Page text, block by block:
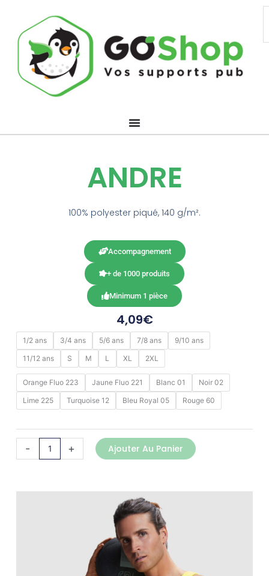
contenu
ANDRE
100% polyester piqué, 140 g/m².
Accompagnement
+ de 1000 produits
Minimum 1 pièce
4,09€
1/2 ans 3/4 ans 5/6 ans 7/8 ans
9/10 ans
11/12 ans
S M L XL 2XL
Orange Fluo 223 Jaune Fluo 221 Blanc 01
Noir 02
Lime 225
Turquoise 12 Bleu Royal 05 Rouge 60
-
quantité
de
ANDRE
+ Ajouter Au Panier